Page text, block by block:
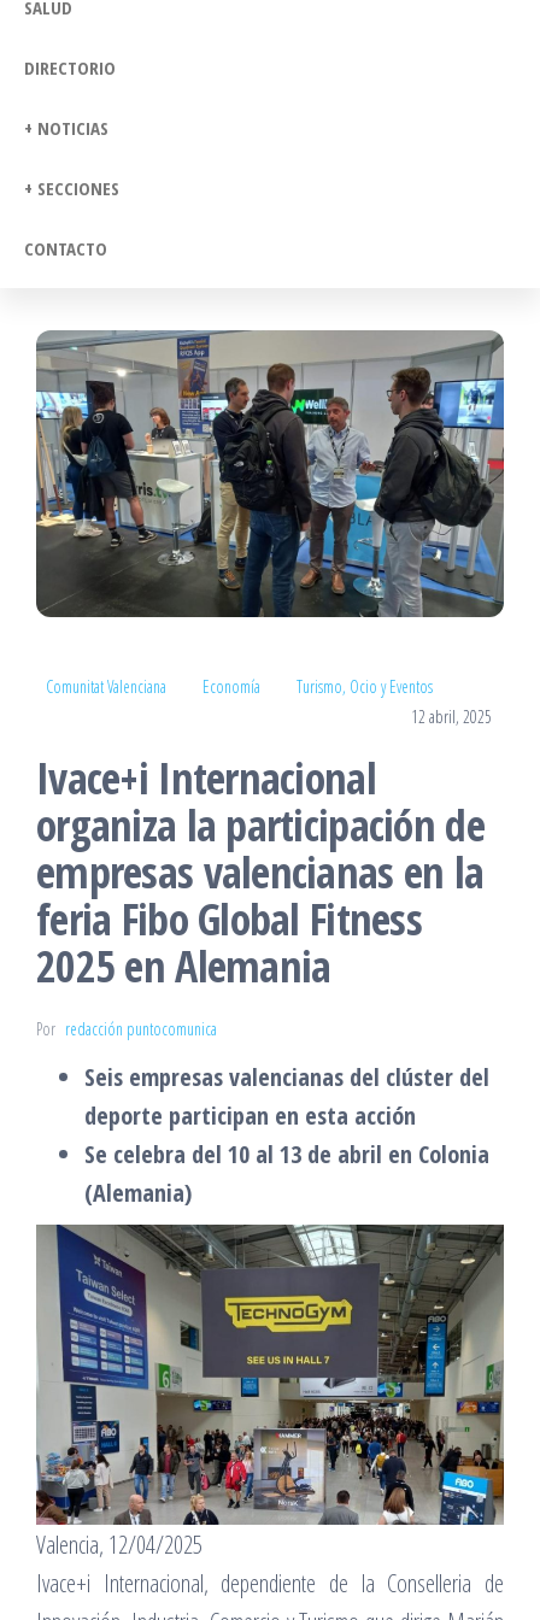
SALUD
DIRECTORIO
+ NOTICIAS
+ SECCIONES
CONTACTO
Comunitat Valenciana Economía
Turismo, Ocio y Eventos
12 abril, 2025
Ivace+i Internacional
organiza la participación de
empresas valencianas en la
feria Fibo Global Fitness
2025 en Alemania
Por redacción puntocomunica
Seis empresas valencianas del clúster del
deporte participan en esta acción
Se celebra del 10 al 13 de abril en Colonia
(Alemania)
Valencia, 12/04/2025
Ivace+i Internacional, dependiente de la Conselleria de